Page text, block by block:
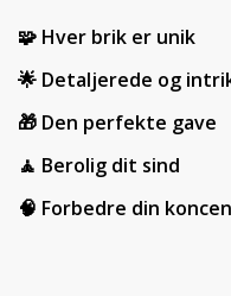
🧩 Hver brik er unik
🌟 Detaljerede og
🎁 Den perfekte gave
🧘 Berolig dit sind
🧠 Forbedre din